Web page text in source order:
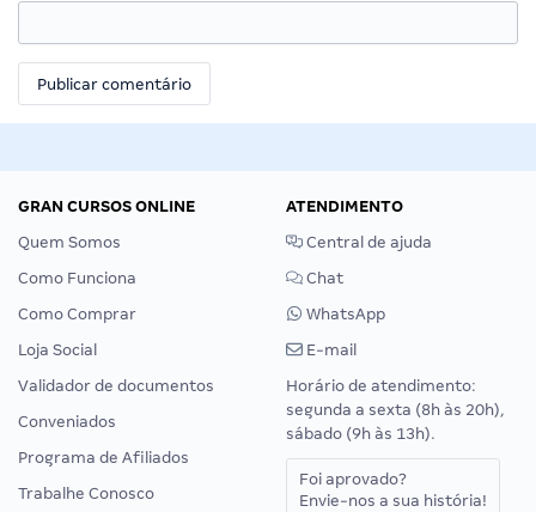
GRAN CURSOS ONLINE
Quem Somos
Como Funciona
Como Comprar
Loja Social
Validador de documentos
Conveniados
Programa de Afiliados
Trabalhe Conosco
ATENDIMENTO
Central de ajuda
Chat
WhatsApp
E-mail
Horário de atendimento:
segunda a sexta (8h às 20h),
sábado (9h às 13h).
Foi aprovado?
Envie-nos a sua história!